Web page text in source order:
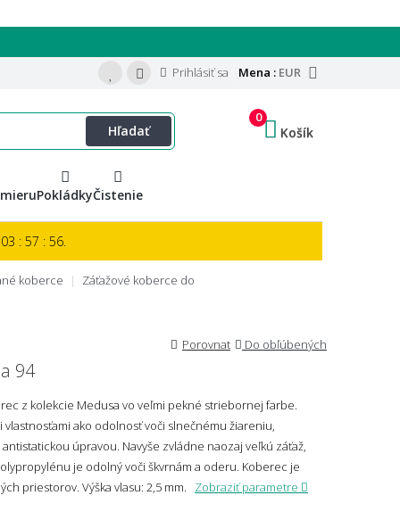
Mena : EUR
Prihlásiť sa
Hľadať
0
Košík
PokládkyČistenie
: 57 : 55.
koberce
Záťažové koberce do
Porovnat Do obľúbených
94
z kolekcie Medusa vo veľmi pekné striebornej farbe.
ako odolnosť voči slnečnému žiareniu,
úpravou. Navyše zvládne naozaj veľkú záťaž,
je odolný voči škvrnám a oderu. Koberec je
priestorov. Výška vlasu: 2,5 mm. Zobraziť parametre